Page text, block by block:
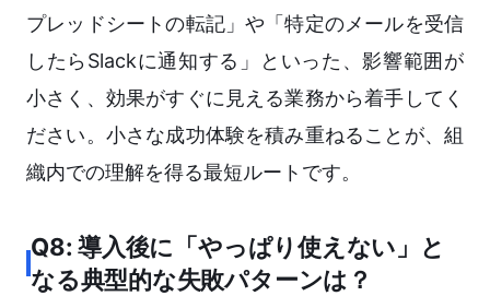
プレッドシートの転記」や「特定のメールを受信
したらSlackに通知する」といった、影響範囲が
小さく、効果がすぐに見える業務から着手してく
ださい。小さな成功体験を積み重ねることが、組
織内での理解を得る最短ルートです。
Q8: 導入後に「やっぱり使えない」と
なる典型的な失敗パターンは？